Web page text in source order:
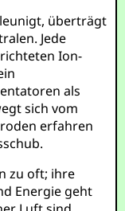
überträgt
Jede
Ion-
als
sich vom
erfahren
zu oft; ihre
Energie geht